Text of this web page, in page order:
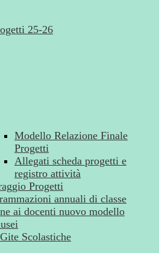
25-26
Modello Relazione Finale
Progetti
Allegati scheda progetti e
registro attività
Progetti
annuali di classe
ai docenti nuovo modello
Scolastiche